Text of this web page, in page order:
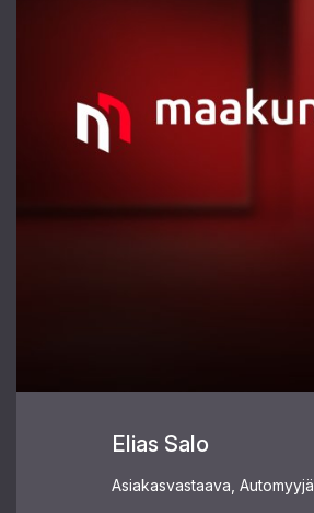
Elias Salo
Asiakasvastaava, Automyyjä